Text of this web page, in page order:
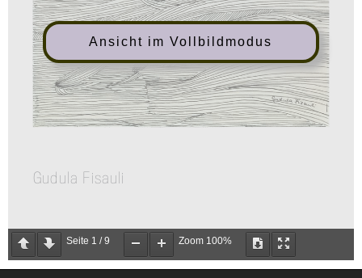
Ansicht im Vollbildmodus
Seite 1 /9 Zoom 100%